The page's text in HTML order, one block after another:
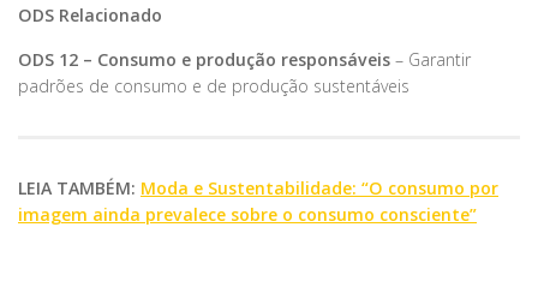
ODS Relacionado
ODS 12 – Consumo e produção responsáveis – Garantir
padrões de consumo e de produção sustentáveis
LEIA TAMBÉM: Moda e Sustentabilidade: “O consumo por
imagem ainda prevalece sobre o consumo consciente”